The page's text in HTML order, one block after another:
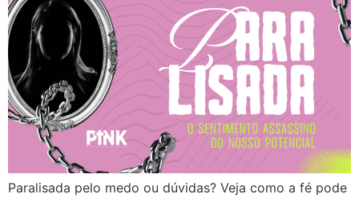
Paralisada pelo medo ou dúvidas? Veja como a fé pode